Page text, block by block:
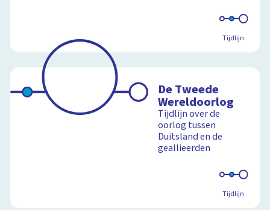
Tijdlijn
De Tweede
Wereldoorlog
Tijdlijn over de
oorlog tussen
Duitsland en de
geallieerden
Tijdlijn